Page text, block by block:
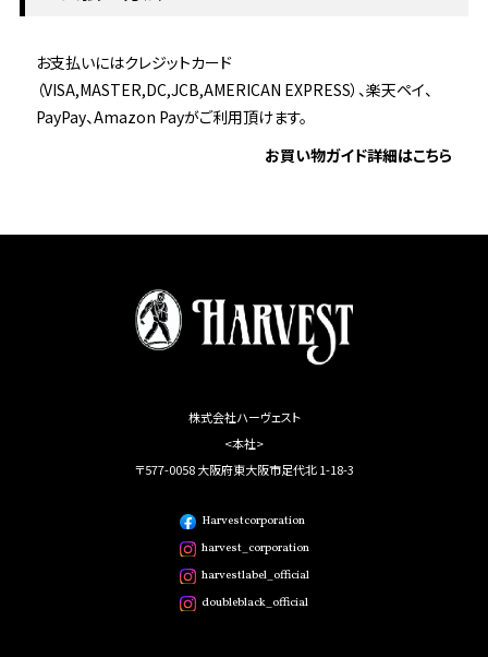
お支払いにはクレジットカード
（VISA,MASTER,DC,JCB,AMERICAN EXPRESS）、楽天ペイ、
PayPay、Amazon Payがご利用頂けます。
お買い物ガイド詳細はこちら
株式会社ハーヴェスト
<本社>
〒577-0058 大阪府東大阪市足代北 1-18-3
Harvestcorporation
harvest_corporation
harvestlabel_official
doubleblack_official